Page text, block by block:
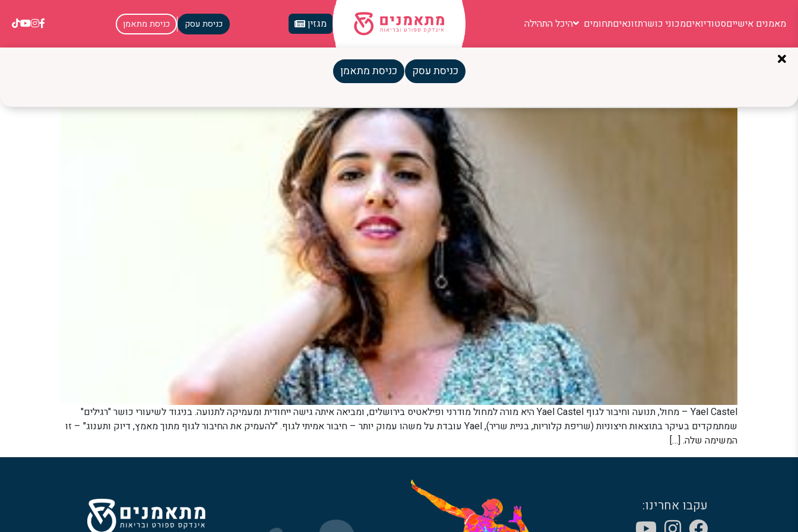
מאמנים אישייםסטודיואיםמכוני כושרתזונאיםתחומים היכל התהילה מגזין כניסת עסק כניסת מתאמן
כניסת עסק כניסת מתאמן
Yael Castel – מחול, תנועה וחיבור לגוף Yael Castel היא מורה למחול מודרני ופילאטיס בירושלים, ומביאה איתה גישה ייחודית ומעמיקה לתנועה. בניגוד לשיעורי כושר "רגילים"
שמתמקדים בעיקר בתוצאות חיצוניות (שריפת קלוריות, בניית שריר), Yael עובדת על משהו עמוק יותר – חיבור אמיתי לגוף. "להעמיק את החיבור לגוף מתוך מאמץ, דיוק ותענוג" – זו
המשימה שלה. […]
עקבו אחרינו: